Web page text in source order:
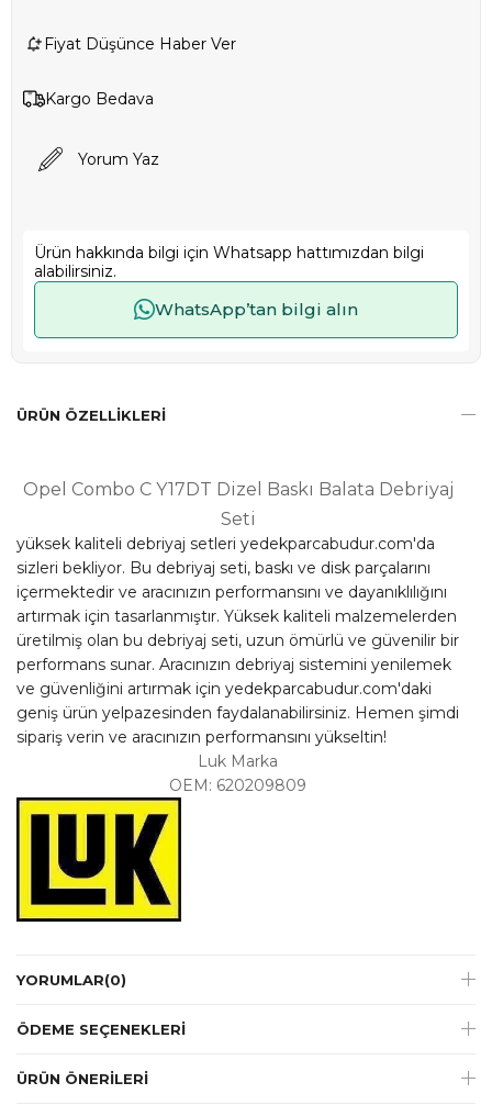
Fiyat Düşünce Haber Ver
Kargo Bedava
Yorum Yaz
Ürün hakkında bilgi için Whatsapp hattımızdan bilgi
alabilirsiniz.
WhatsApp’tan bilgi alın
ÜRÜN ÖZELLIKLERI
Opel Combo C Y17DT Dizel Baskı Balata Debriyaj
Seti
yüksek kaliteli debriyaj setleri yedekparcabudur.com'da
sizleri bekliyor. Bu debriyaj seti, baskı ve disk parçalarını
içermektedir ve aracınızın performansını ve dayanıklılığını
artırmak için tasarlanmıştır. Yüksek kaliteli malzemelerden
üretilmiş olan bu debriyaj seti, uzun ömürlü ve güvenilir bir
performans sunar. Aracınızın debriyaj sistemini yenilemek
ve güvenliğini artırmak için yedekparcabudur.com'daki
geniş ürün yelpazesinden faydalanabilirsiniz. Hemen şimdi
sipariş verin ve aracınızın performansını yükseltin!
Luk Marka
OEM: 620209809
YORUMLAR(0)
ÖDEME SEÇENEKLERI
ÜRÜN ÖNERILERI